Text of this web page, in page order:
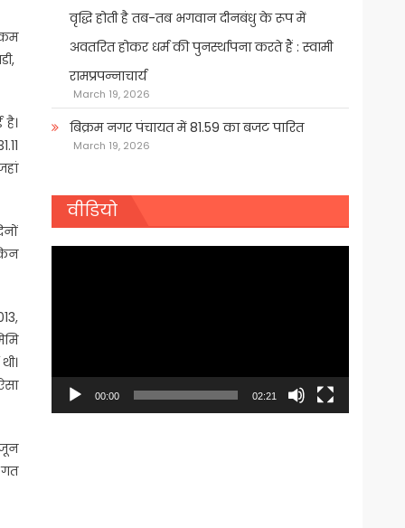
कम
जून
गत
वृद्धि होती है तब-तब भगवान दीनबंधु के रूप में
अवतरित होकर धर्म की पुनर्स्थापना करते हैं : स्वामी
रामप्रपन्नाचार्य
March 19, 2026
बिक्रम नगर पंचायत में 81.59 का बजट पारित
March 19, 2026
वीडियो
00:00 02:21